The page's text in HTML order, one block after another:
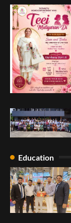
1
2
3
Education